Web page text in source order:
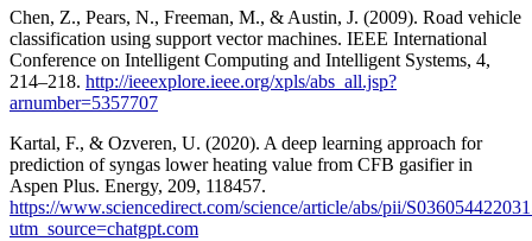
Chen, Z., Pears, N., Freeman, M., & Austin, J. (2009). Road vehicle
classification using support vector machines. IEEE International
Conference on Intelligent Computing and Intelligent Systems, 4,
214–218. http://ieeexplore.ieee.org/xpls/abs_all.jsp?
arnumber=5357707
Kartal, F., & Ozveren, U. (2020). A deep learning approach for
prediction of syngas lower heating value from CFB gasifier in
Aspen Plus. Energy, 209, 118457.
https://www.sciencedirect.com/science/article/abs/pii/
utm_source=chatgpt.com